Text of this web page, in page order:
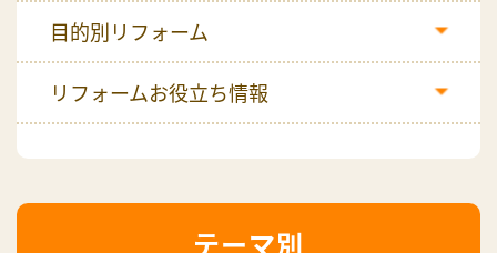
目的別リフォーム
リフォームお役立ち情報